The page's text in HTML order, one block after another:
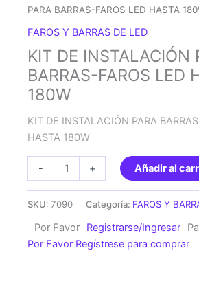
PARA BARRAS-FAROS LED HASTA
FAROS Y BARRAS DE LED
KIT DE INSTALACIÓN
BARRAS-FAROS LED
180W
KIT DE INSTALACIÓN PARA
HASTA 180W
-
DE
BARRAS-
FAROS
+ Añadir al
SKU: 7090 Categoría: FAROS Y
Por Favor Registrarse/Ingresar
Por Favor Regístrese para comprar